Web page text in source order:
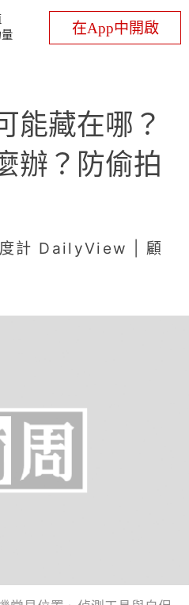
在App中開啟
能藏在哪？
辦？防偷拍
度計 DailyView | 顧